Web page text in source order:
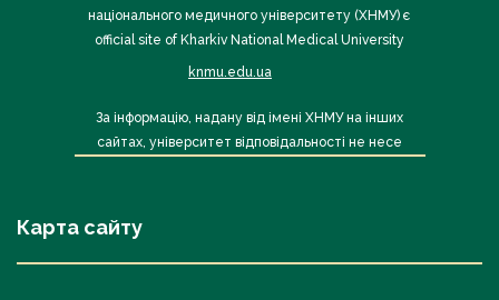
національного медичного університету (ХНМУ) є
official site of Kharkiv National Medical University
knmu.edu.ua
За інформацію, надану від імені ХНМУ на інших
сайтах, університет відповідальності не несе
Карта сайту